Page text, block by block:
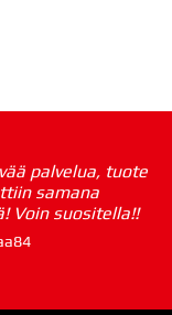
palvelua, tuote
samana
Voin suositella!!